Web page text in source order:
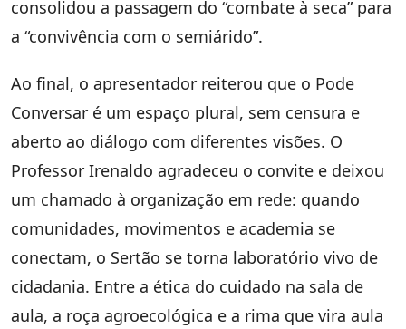
consolidou a passagem do “combate à seca” para
a “convivência com o semiárido”.
Ao final, o apresentador reiterou que o Pode
Conversar é um espaço plural, sem censura e
aberto ao diálogo com diferentes visões. O
Professor Irenaldo agradeceu o convite e deixou
um chamado à organização em rede: quando
comunidades, movimentos e academia se
conectam, o Sertão se torna laboratório vivo de
cidadania. Entre a ética do cuidado na sala de
aula, a roça agroecológica e a rima que vira aula